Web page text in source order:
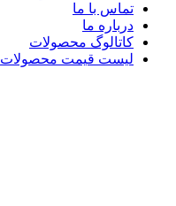
تماس با ما
درباره ما
کاتالوگ محصولات
لیست قیمت محصولات